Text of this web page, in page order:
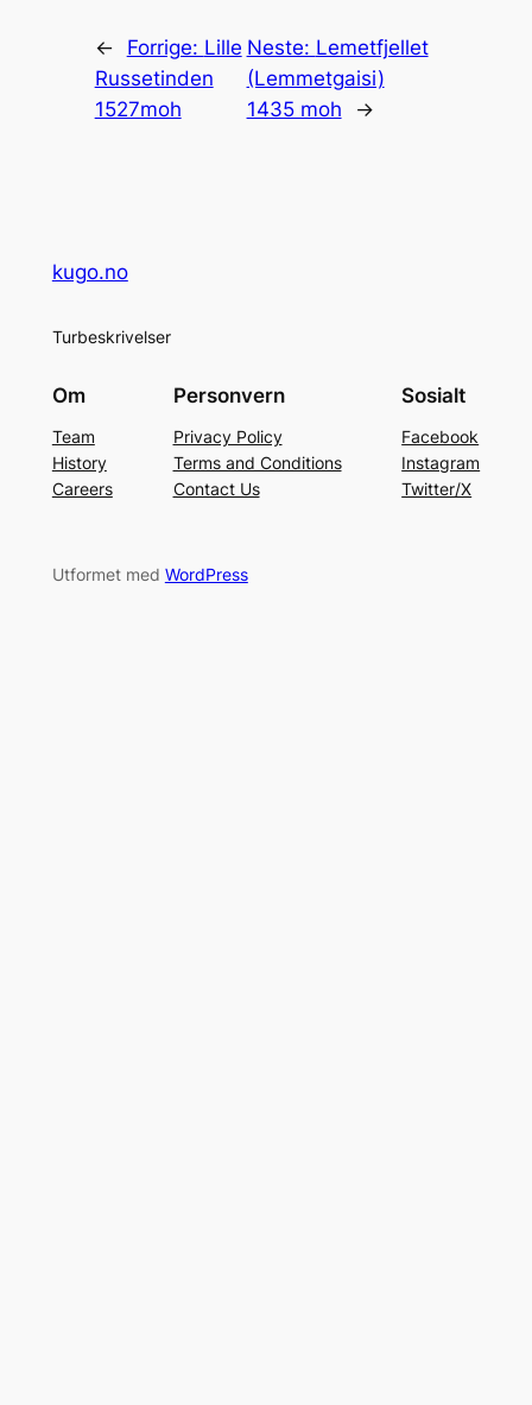
← Forrige: Lille
Russetinden
1527moh
Neste: Lemetfjellet
(Lemmetgaisi)
1435 moh
→
kugo.no
Turbeskrivelser
Om
Team
History
Careers
Personvern
Privacy Policy
Terms and Conditions
Contact Us
Sosialt
Facebook
Instagram
Twitter/X
Utformet med WordPress